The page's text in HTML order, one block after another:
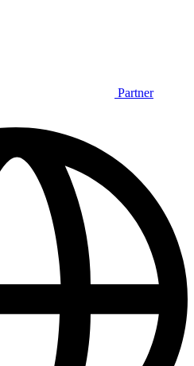
Partner